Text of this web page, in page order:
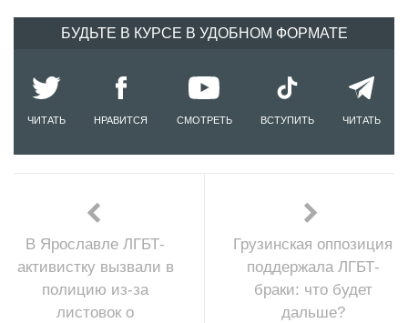
БУДЬТЕ В КУРСЕ В УДОБНОМ ФОРМАТЕ
ЧИТАТЬ НРАВИТСЯ СМОТРЕТЬ ВСТУПИТЬ ЧИТАТЬ
В Ярославле ЛГБТ-
активистку вызвали в
полицию из-за
листовок о
Грузинская оппозиция
поддержала ЛГБТ-
браки: что будет
дальше?